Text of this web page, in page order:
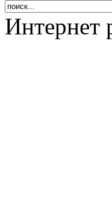
Интернет